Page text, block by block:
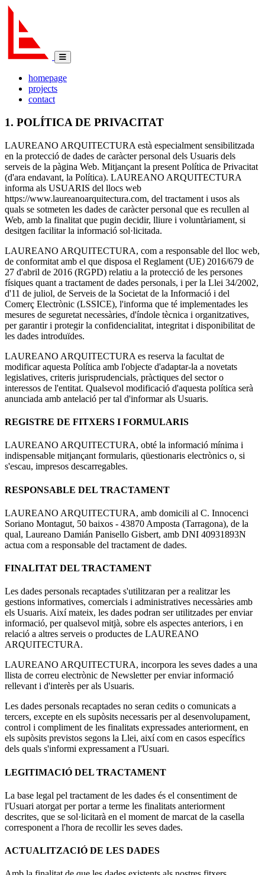
homepage
projects
contact
1. POLÍTICA DE PRIVACITAT
LAUREANO ARQUITECTURA està especialment sensibilitzada
en la protecció de dades de caràcter personal dels Usuaris dels
serveis de la pàgina Web. Mitjançant la present Política de Privacitat
(d'ara endavant, la Política). LAUREANO ARQUITECTURA
informa als USUARIS del llocs web
https://www.laureanoarquitectura.com, del tractament i usos als
quals se sotmeten les dades de caràcter personal que es recullen al
Web, amb la finalitat que pugin decidir, lliure i voluntàriament, si
desitgen facilitar la informació sol·licitada.
LAUREANO ARQUITECTURA, com a responsable del lloc web,
de conformitat amb el que disposa el Reglament (UE) 2016/679 de
27 d'abril de 2016 (RGPD) relatiu a la protecció de les persones
físiques quant a tractament de dades personals, i per la Llei 34/2002,
d'11 de juliol, de Serveis de la Societat de la Informació i del
Comerç Electrònic (LSSICE), l'informa que té implementades les
mesures de seguretat necessàries, d'índole tècnica i organitzatives,
per garantir i protegir la confidencialitat, integritat i disponibilitat de
les dades introduïdes.
LAUREANO ARQUITECTURA es reserva la facultat de
modificar aquesta Política amb l'objecte d'adaptar-la a novetats
legislatives, criteris jurisprudencials, pràctiques del sector o
interessos de l'entitat. Qualsevol modificació d'aquesta política serà
anunciada amb antelació per tal d'informar als Usuaris.
REGISTRE DE FITXERS I FORMULARIS
LAUREANO ARQUITECTURA, obté la informació mínima i
indispensable mitjançant formularis, qüestionaris electrònics o, si
s'escau, impresos descarregables.
RESPONSABLE DEL TRACTAMENT
LAUREANO ARQUITECTURA, amb domicili al C. Innocenci
Soriano Montagut, 50 baixos - 43870 Amposta (Tarragona), de la
qual, Laureano Damián Panisello Gisbert, amb DNI 40931893N
actua com a responsable del tractament de dades.
FINALITAT DEL TRACTAMENT
Les dades personals recaptades s'utilitzaran per a realitzar les
gestions informatives, comercials i administratives necessàries amb
els Usuaris. Així mateix, les dades podran ser utilitzades per enviar
informació, per qualsevol mitjà, sobre els aspectes anteriors, i en
relació a altres serveis o productes de LAUREANO
ARQUITECTURA.
LAUREANO ARQUITECTURA, incorpora les seves dades a una
llista de correu electrònic de Newsletter per enviar informació
rellevant i d'interès per als Usuaris.
Les dades personals recaptades no seran cedits o comunicats a
tercers, excepte en els supòsits necessaris per al desenvolupament,
control i compliment de les finalitats expressades anteriorment, en
els supòsits previstos segons la Llei, així com en casos específics
dels quals s'informi expressament a l'Usuari.
LEGITIMACIÓ DEL TRACTAMENT
La base legal pel tractament de les dades és el consentiment de
l'Usuari atorgat per portar a terme les finalitats anteriorment
descrites, que se sol·licitarà en el moment de marcat de la casella
corresponent a l'hora de recollir les seves dades.
ACTUALITZACIÓ DE LES DADES